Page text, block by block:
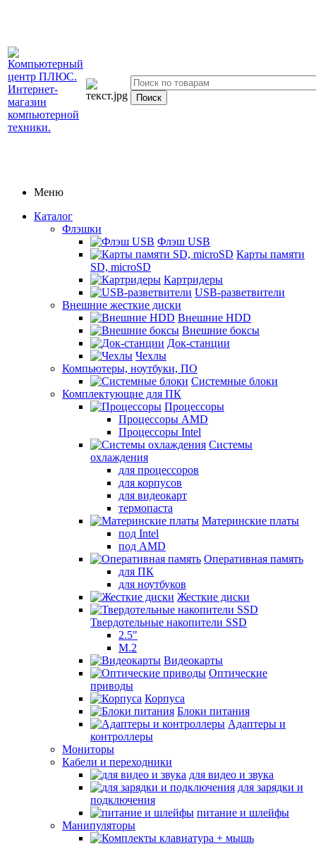
Меню
Каталог
Флэшки
Флэш USB
Карты памяти
SD, microSD
Картридеры
USB-разветвители
Внешние жесткие диски
Внешние HDD
Внешние боксы
Док-станции
Чехлы
Компьютеры, ноутбуки, ПО
Системные блоки
Комплектующие для ПК
Процессоры
Процессоры AMD
Процессоры Intel
Системы
охлаждения
для процессоров
для корпусов
для видеокарт
термопаста
Материнские платы
под Intel
под AMD
Оперативная память
для ПК
для ноутбуков
Жесткие диски
Твердотельные накопители SSD
2.5"
M.2
Видеокарты
Оптические
приводы
Корпуса
Блоки питания
Адаптеры и
контроллеры
Мониторы
Кабели и переходники
для видео и звука
для зарядки и
подключения
питание и шлейфы
Манипуляторы